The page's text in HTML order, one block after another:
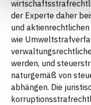
Informationen finden
der Experte daher
und
wie
werden, und
naturgemäß von
abhängen. Die